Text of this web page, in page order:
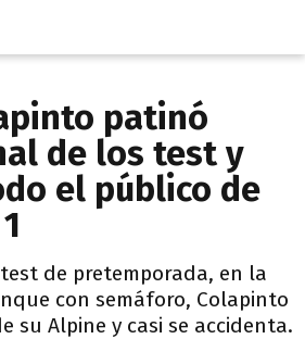
patinó
de los test y
el público de
de pretemporada, en la
con semáforo, Colapinto
su Alpine y casi se accidenta.